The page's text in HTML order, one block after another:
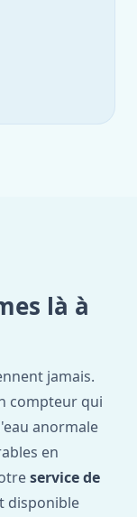
là à
jamais.
compteur qui
anormale
en
service de
disponible